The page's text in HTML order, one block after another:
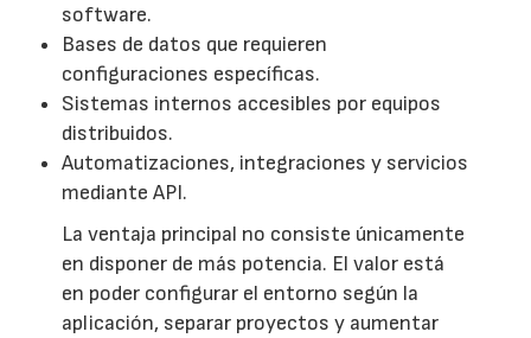
software.
Bases de datos que requieren
configuraciones específicas.
Sistemas internos accesibles por equipos
distribuidos.
Automatizaciones, integraciones y servicios
mediante API.
La ventaja principal no consiste únicamente
en disponer de más potencia. El valor está
en poder configurar el entorno según la
aplicación, separar proyectos y aumentar